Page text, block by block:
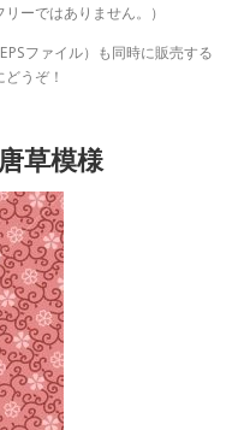
ーではありません。）
ファイル）も同時に販売する
うぞ！
草模様